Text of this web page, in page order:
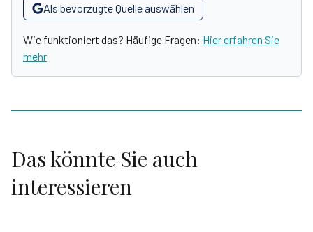
Als bevorzugte Quelle auswählen
Wie funktioniert das? Häufige Fragen: Hier erfahren Sie
mehr
Das könnte Sie auch
interessieren